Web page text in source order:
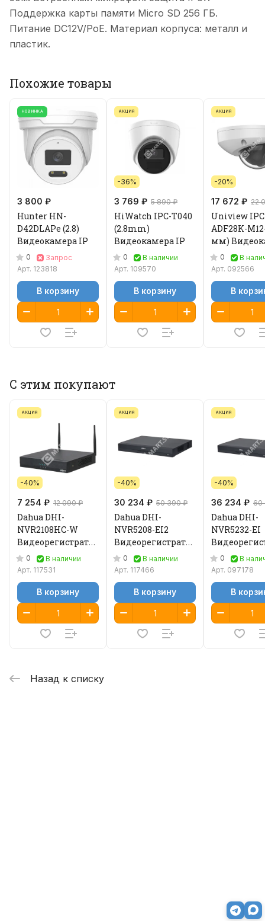
Поддержка карты памяти Micro SD 256 ГБ.
Питание DC12V/PoE. Материал корпуса: металл и
пластик.
Похожие товары
НОВИНКА
3 800 ₽
Hunter HN-
D42DLAPe (2.8)
Видеокамера IP
0
Запрос
Арт. 123818
В корзину
АКЦИЯ
-36%
3 769 ₽ 5 890 ₽
HiWatch IPC-T040
(2.8mm)
Видеокамера IP
0
В наличии
Арт. 109570
В корзину
АКЦИЯ
-20%
17 672 ₽ 22
Uniview
ADF28K-
мм)
IP 0
В
Арт. 092566
В
С этим покупают
АКЦИЯ
-40%
7 254 ₽ 12 090 ₽
Dahua DHI-
NVR2108HC-W
Видеорегистратор
IP 0
В наличии
Арт. 117531
В корзину
АКЦИЯ
-40%
30 234 ₽ 50 390 ₽
Dahua DHI-
NVR5208-EI2
Видеорегистратор
IP 0
В наличии
Арт. 117466
В корзину
АКЦИЯ
-40%
36 234 ₽ 60
Dahua DHI-
NVR5232-EI
IP 0
В
Арт. 097178
В
Назад к списку